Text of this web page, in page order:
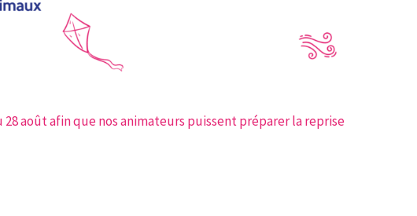
28 août afin que nos animateurs puissent préparer la reprise